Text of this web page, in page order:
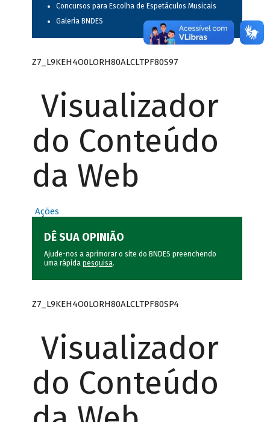
Concursos para Escolha de Espetáculos Musicais
Galeria BNDES
Z7_L9KEH4O0LORH80ALCLTPF80S97
Visualizador
do Conteúdo
da Web
Ações
DÊ SUA OPINIÃO
Ajude-nos a aprimorar o site do BNDES preenchendo
uma rápida pesquisa.
Z7_L9KEH4O0LORH80ALCLTPF80SP4
Visualizador
do Conteúdo